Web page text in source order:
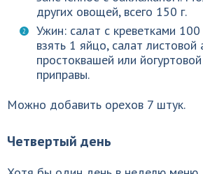
других овощей, всего 150 г.
Ужин: салат с креветками
взять 1 яйцо, салат листовой
простоквашей или
приправы.
Можно добавить орехов 7 штук.
Четвертый день